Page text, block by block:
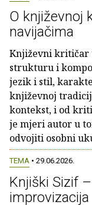
O književnoj
navijačima
Književni kritičar
strukturu i
jezik i stil,
književnoj
kontekst, i od
je mjeri autor u
odvojiti osobni
TEMA • 29.06.2026.
Knjiški Sizif
improvizacija